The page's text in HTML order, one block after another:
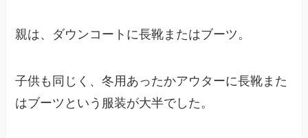
親は、ダウンコートに長靴またはブーツ。
子供も同じく、冬用あったかアウターに長靴また
はブーツという服装が大半でした。